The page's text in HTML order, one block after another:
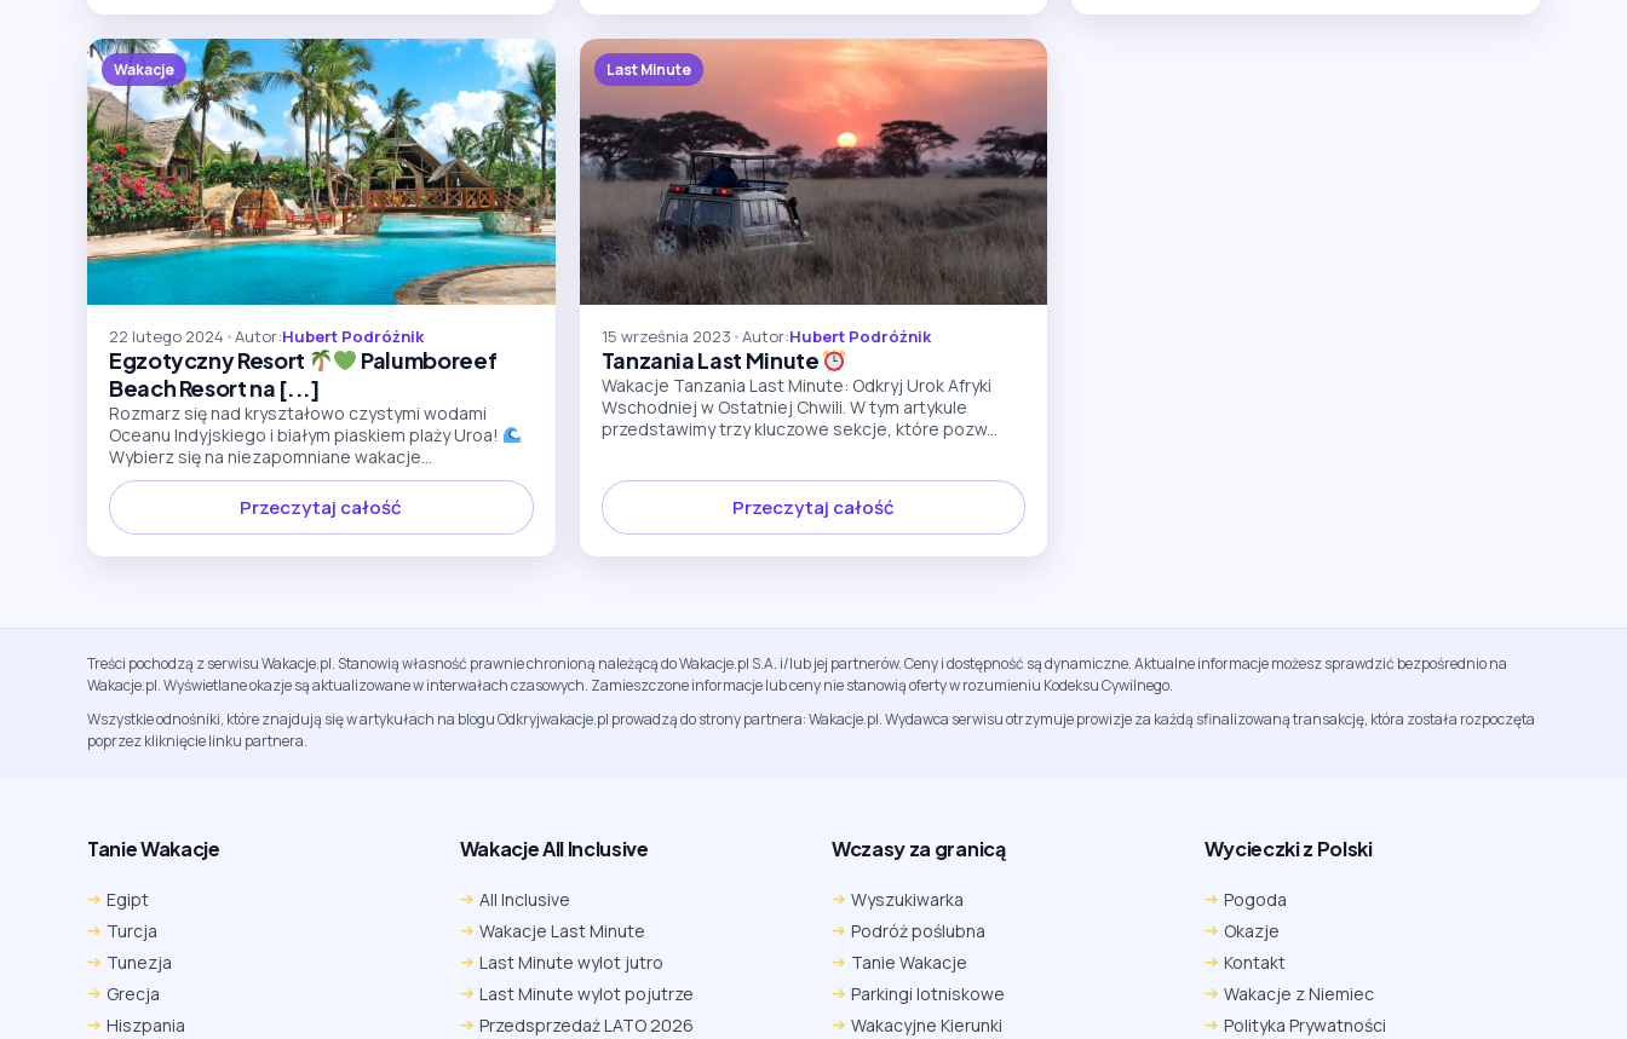
Wakacje
22 lutego 2024 •Autor:Hubert Podróżnik
Egzotyczny Resort
Palumboreef
Beach Resort na [...]
Rozmarz się nad kryształowo czystymi wodami
Oceanu Indyjskiego i białym piaskiem plaży Uroa!
Wybierz się na niezapomniane wakacje...
Przeczytaj całość
Last Minute
15 września 2023 •Autor:Hubert Podróżnik
Tanzania Last Minute
Wakacje Tanzania Last Minute: Odkryj Urok Afryki
Wschodniej w Ostatniej Chwili. W tym artykule
przedstawimy trzy kluczowe sekcje, które pozw...
Przeczytaj całość
Treści pochodzą z serwisu Wakacje.pl. Stanowią własność prawnie chronioną należącą do Wakacje.pl S.A. i/lub jej partnerów. Ceny i dostępność są dynamiczne. Aktualne informacje możesz sprawdzić bezpośrednio na
Wakacje.pl. Wyświetlane okazje są aktualizowane w interwałach czasowych. Zamieszczone informacje lub ceny nie stanowią oferty w rozumieniu Kodeksu Cywilnego.
Wszystkie odnośniki, które znajdują się w artykułach na blogu Odkryjwakacje.pl prowadzą do strony partnera: Wakacje.pl. Wydawca serwisu otrzymuje prowizje za każdą sfinalizowaną transakcję, która została rozpoczęta
poprzez kliknięcie linku partnera.
Tanie Wakacje
Egipt
Turcja
Tunezja
Grecja
Hiszpania
Wakacje All Inclusive
All Inclusive
Wakacje Last Minute
Last Minute wylot jutro
Last Minute wylot pojutrze
Przedsprzedaż LATO 2026
Wczasy za granicą
Wyszukiwarka
Podróż poślubna
Tanie Wakacje
Parkingi lotniskowe
Wakacyjne Kierunki
Wycieczki z Polski
Pogoda
Okazje
Kontakt
Wakacje z Niemiec
Polityka Prywatności